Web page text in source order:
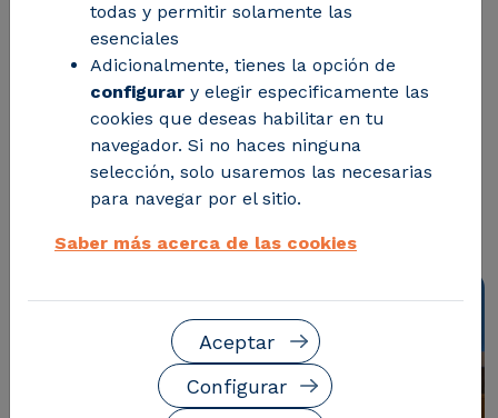
La trayectoria europea del centro
tecnológico y su colaboración con el
Ayuntamiento de Zaragoza permiten
atraer un nuevo proyecto estratégico
para acelerar la transición hacia una
todas y permitir solamente las
esenciales
Adicionalmente, tienes la opción de
configurar y elegir especificamente las
cookies que deseas habilitar en tu
navegador. Si no haces ninguna
selección, solo usaremos las necesarias
para navegar por el sitio.
Saber más acerca de las cookies
Configurar
Aceptar